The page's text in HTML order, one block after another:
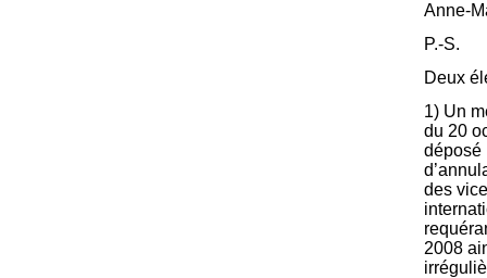
Anne-
P.-S.
Deux
1) Un
du 20
déposé
des
2008